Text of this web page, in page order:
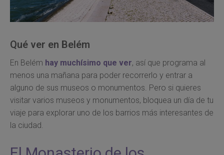
Qué ver en Belém
En Belém hay muchísimo que ver, así que programa al
menos una mañana para poder recorrerlo y entrar a
alguno de sus museos o monumentos. Pero si quieres
visitar varios museos y monumentos, bloquea un día de tu
viaje para explorar uno de los barrios más interesantes de
la ciudad.